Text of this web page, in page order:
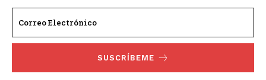
SUSCRÍBEME